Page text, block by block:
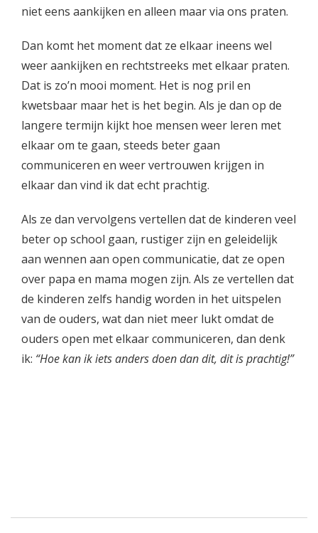
niet eens aankijken en alleen maar via ons praten.
Dan komt het moment dat ze elkaar ineens wel
weer aankijken en rechtstreeks met elkaar praten.
Dat is zo’n mooi moment. Het is nog pril en
kwetsbaar maar het is het begin. Als je dan op de
langere termijn kijkt hoe mensen weer leren met
elkaar om te gaan, steeds beter gaan
communiceren en weer vertrouwen krijgen in
elkaar dan vind ik dat echt prachtig.
Als ze dan vervolgens vertellen dat de kinderen veel
beter op school gaan, rustiger zijn en geleidelijk
aan wennen aan open communicatie, dat ze open
over papa en mama mogen zijn. Als ze vertellen dat
de kinderen zelfs handig worden in het uitspelen
van de ouders, wat dan niet meer lukt omdat de
ouders open met elkaar communiceren, dan denk
ik: “Hoe kan ik iets anders doen dan dit, dit is prachtig!”